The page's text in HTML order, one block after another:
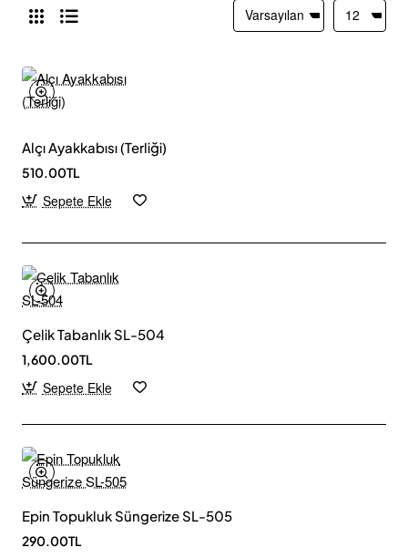
Alçı Ayakkabısı (Terliği)
510.00TL
Sepete Ekle
Çelik Tabanlık SL-504
1,600.00TL
Sepete Ekle
Epin Topukluk Süngerize SL-505
290.00TL